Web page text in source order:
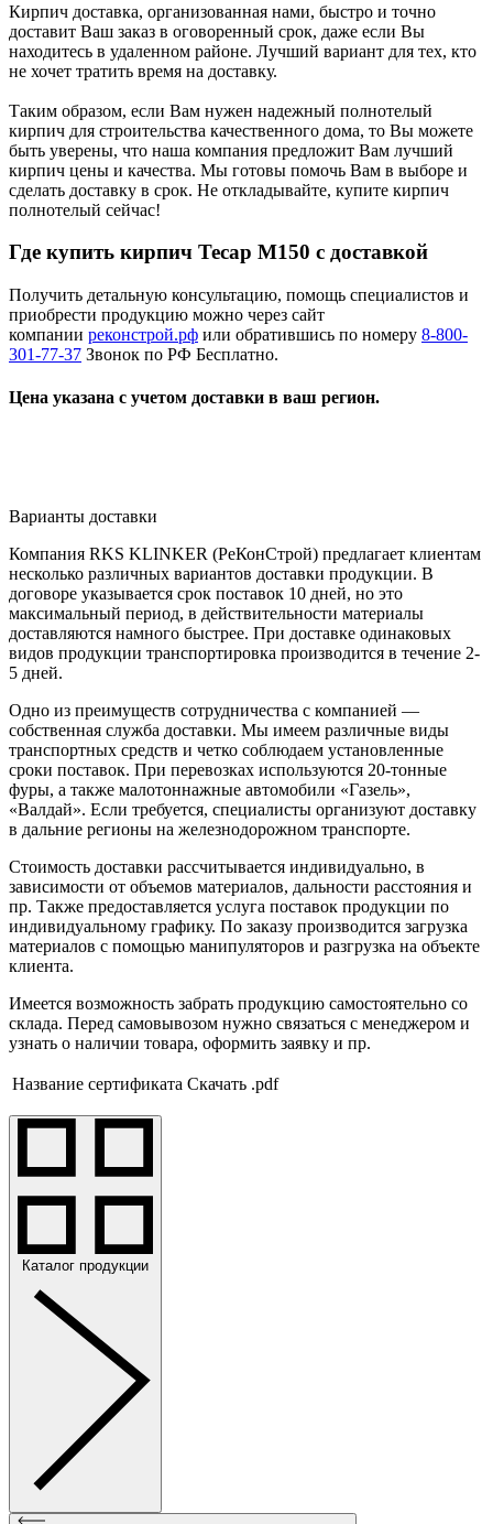
Кирпич доставка, организованная нами, быстро и точно
доставит Ваш заказ в оговоренный срок, даже если Вы
находитесь в удаленном районе. Лучший вариант для тех, кто
не хочет тратить время на доставку.
Таким образом, если Вам нужен надежный полнотелый
кирпич для строительства качественного дома, то Вы можете
быть уверены, что наша компания предложит Вам лучший
кирпич цены и качества. Мы готовы помочь Вам в выборе и
сделать доставку в срок. Не откладывайте, купите кирпич
полнотелый сейчас!
Где купить кирпич Тесар М150 с доставкой
Получить детальную консультацию, помощь специалистов и
приобрести продукцию можно через сайт
компании реконстрой.рф или обратившись по номеру 8-800-
301-77-37 Звонок по РФ Бесплатно.
Цена указана с учетом доставки в ваш регион.
Варианты доставки
Компания RKS KLINKER (РеКонСтрой) предлагает клиентам
несколько различных вариантов доставки продукции. В
договоре указывается срок поставок 10 дней, но это
максимальный период, в действительности материалы
доставляются намного быстрее. При доставке одинаковых
видов продукции транспортировка производится в течение 2-
5 дней.
Одно из преимуществ сотрудничества с компанией —
собственная служба доставки. Мы имеем различные виды
транспортных средств и четко соблюдаем установленные
сроки поставок. При перевозках используются 20-тонные
фуры, а также малотоннажные автомобили «Газель»,
«Валдай». Если требуется, специалисты организуют доставку
в дальние регионы на железнодорожном транспорте.
Стоимость доставки рассчитывается индивидуально, в
зависимости от объемов материалов, дальности расстояния и
пр. Также предоставляется услуга поставок продукции по
индивидуальному графику. По заказу производится загрузка
материалов с помощью манипуляторов и разгрузка на объекте
клиента.
Имеется возможность забрать продукцию самостоятельно со
склада. Перед самовывозом нужно связаться с менеджером и
узнать о наличии товара, оформить заявку и пр.
Название сертификата Скачать .pdf
Каталог продукции